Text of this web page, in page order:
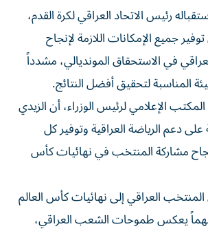
رئيس الاتحاد العراقي لكرة القدم،
جميع الإمكانات اللازمة لإنجاح
في الاستحقاق المونديالي، مشدداً
المناسبة لتحقيق أفضل النتائج.
الإعلامي لرئيس الوزراء، أن الزيدي
دعم الرياضة العراقية وتوفير كل
مشاركة المنتخب في نهائيات كأس
العراقي إلى نهائيات كأس العالم
مهماً يعكس طموحات الشعب العراقي،